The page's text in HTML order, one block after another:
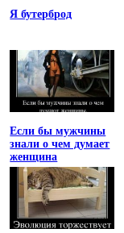
Я бутерброд
Если бы мужчины
знали о чем думает
женщина